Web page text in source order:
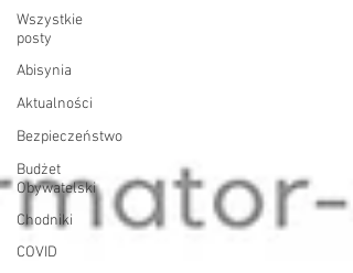
Wszystkie
posty
Abisynia
Aktualności
Bezpieczeństwo
Budżet
Obywatelski
Chodniki
COVID